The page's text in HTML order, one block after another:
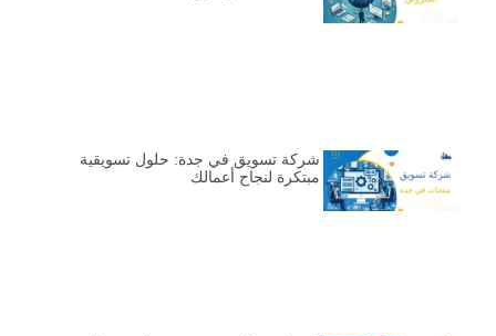
شركة تسويق في جدة: حلول تسويقية
مبتكرة لنجاح أعمالك